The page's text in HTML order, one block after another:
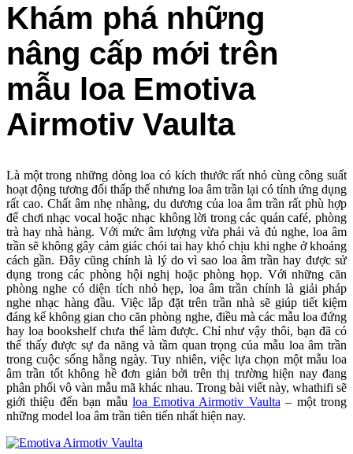
Khám phá những
nâng cấp mới trên
mẫu loa Emotiva
Airmotiv Vaulta
Là một trong những dòng loa có kích thước rất nhỏ cùng công suất
hoạt động tương đối thấp thế nhưng loa âm trần lại có tính ứng dụng
rất cao. Chất âm nhẹ nhàng, du dương của loa âm trần rất phù hợp
để chơi nhạc vocal hoặc nhạc không lời trong các quán café, phòng
trà hay nhà hàng. Với mức âm lượng vừa phải và đủ nghe, loa âm
trần sẽ không gây cảm giác chói tai hay khó chịu khi nghe ở khoảng
cách gần. Đây cũng chính là lý do vì sao loa âm trần hay được sử
dụng trong các phòng hội nghị hoặc phòng họp. Với những căn
phòng nghe có diện tích nhỏ hẹp, loa âm trần chính là giải pháp
nghe nhạc hàng đầu. Việc lắp đặt trên trần nhà sẽ giúp tiết kiệm
đáng kể không gian cho căn phòng nghe, điều mà các mẫu loa đứng
hay loa bookshelf chưa thể làm được. Chỉ như vậy thôi, bạn đã có
thể thấy được sự đa năng và tầm quan trọng của mẫu loa âm trần
trong cuộc sống hằng ngày. Tuy nhiên, việc lựa chọn một mẫu loa
âm trần tốt không hề đơn giản bởi trên thị trường hiện nay đang
phân phối vô vàn mẫu mã khác nhau. Trong bài viết này, whathifi sẽ
giới thiệu đến bạn mẫuloa Emotiva Airmotiv Vaulta – một trong
những model loa âm trần tiên tiến nhất hiện nay.